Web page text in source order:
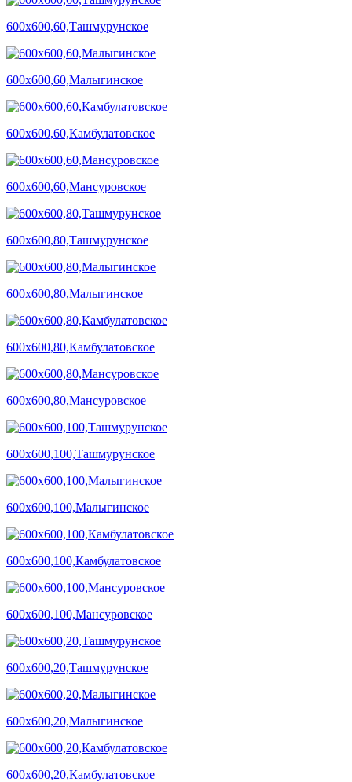
600х600,60,Ташмурунское
600х600,60,Малыгинское
600х600,60,Камбулатовское
600х600,60,Мансуровское
600х600,80,Ташмурунское
600х600,80,Малыгинское
600х600,80,Камбулатовское
600х600,80,Мансуровское
600х600,100,Ташмурунское
600х600,100,Малыгинское
600х600,100,Камбулатовское
600х600,100,Мансуровское
600х600,20,Ташмурунское
600х600,20,Малыгинское
600х600,20,Камбулатовское